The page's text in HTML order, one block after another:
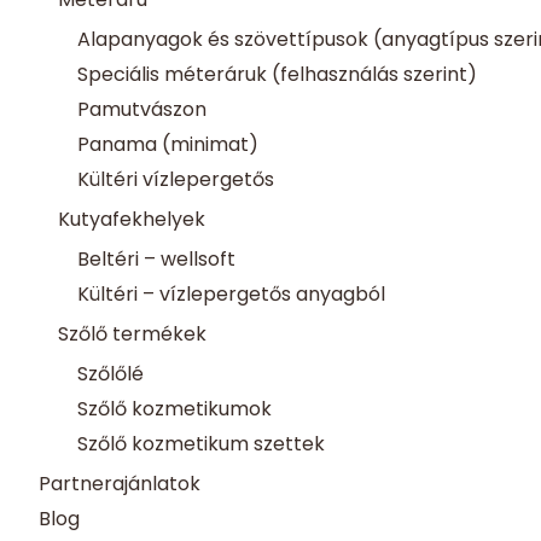
Alapanyagok és szövettípusok (anyagtípus
Speciális méteráruk (felhasználás szerint)
Pamutvászon
Panama (minimat)
Kültéri vízlepergetős
Kutyafekhelyek
Beltéri – wellsoft
Kültéri – vízlepergetős anyagból
Szőlő termékek
Szőlőlé
Szőlő kozmetikumok
Szőlő kozmetikum szettek
Partnerajánlatok
Blog